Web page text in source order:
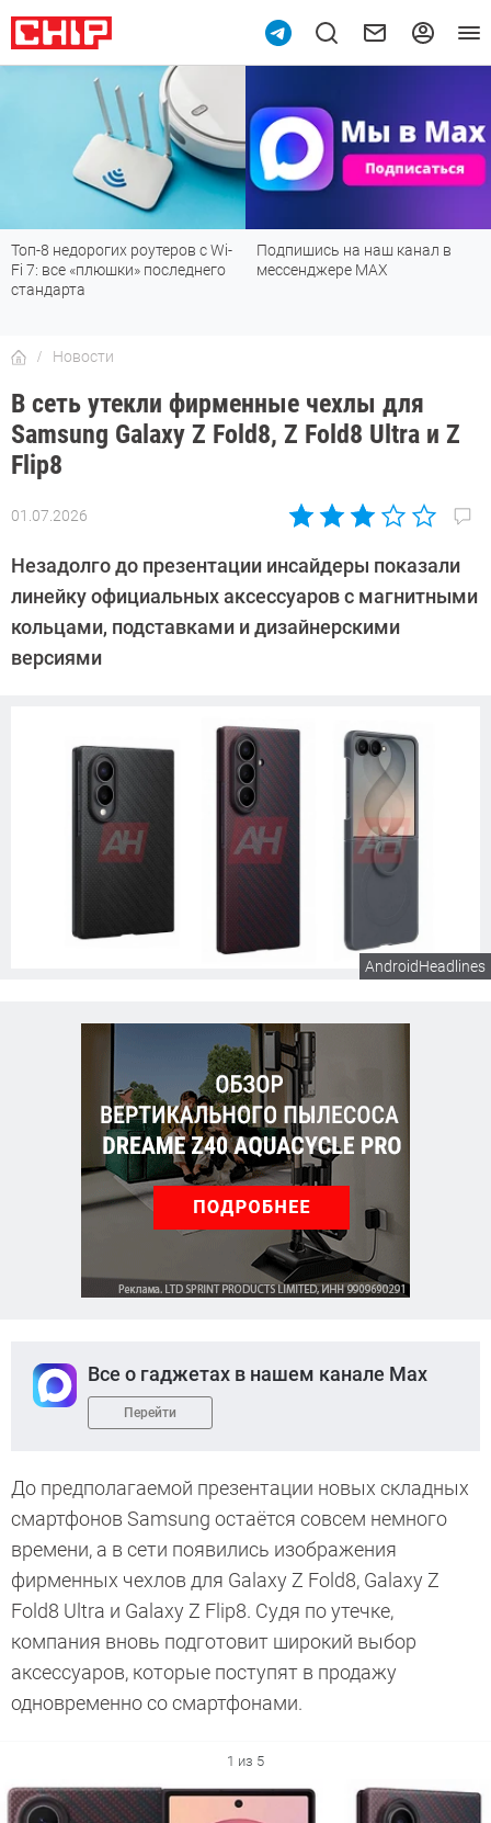
Подпишись на наш канал в
мессенджере МАХ
Рейтинг телевизоров 2026:
лучшие модели для гостиной,
Новости
В сеть утекли фирменные чехлы для
Samsung Galaxy Z Fold8, Z Fold8 Ultra и Z
Flip8
01.07.2026
Автор:
Довлатова
Незадолго до презентации инсайдеры показали
линейку официальных аксессуаров с магнитными
кольцами, подставками и дизайнерскими
версиями
AndroidHeadlines
Все о гаджетах в нашем канале Max
Перейти
До предполагаемой презентации новых складных
смартфонов Samsung остаётся совсем немного
времени, а в сети появились изображения
фирменных чехлов для Galaxy Z Fold8, Galaxy Z
Fold8 Ultra и Galaxy Z Flip8. Судя по утечке,
компания вновь подготовит широкий выбор
аксессуаров, которые поступят в продажу
одновременно со смартфонами.
1 из 5